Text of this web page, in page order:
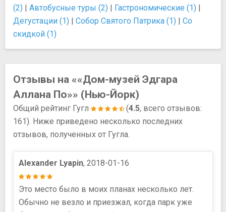
(2) | Автобусные туры (2) | Гастрономические (1) |
Дегустации (1) | Собор Святого Патрика (1) | Со
скидкой (1)
Отзывы на ««Дом-музей Эдгара
Аллана По»» (Нью-Йорк)
Общий рейтинг Гугл (4.5, всего отзывов:
161). Ниже приведено несколько последних
отзывов, полученных от Гугла.
Alexander Lyapin, 2018-01-16
Это место было в моих планах несколько лет.
Обычно не везло и приезжал, когда парк уже